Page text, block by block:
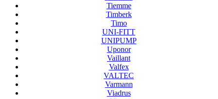
Tiemme
Timberk
Timo
UNI-FITT
UNIPUMP
Uponor
Vaillant
Valfex
VALTEC
Varmann
Viadrus